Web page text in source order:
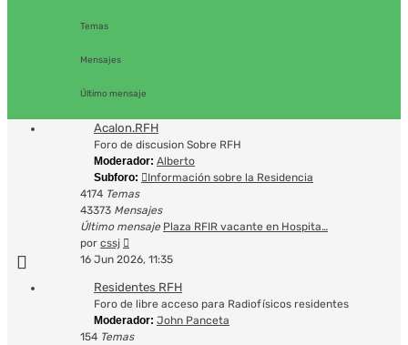
Temas
Mensajes
Último mensaje
Acalon.RFH
Foro de discusion Sobre RFH
Moderador: Alberto
Subforo:
Información sobre la Residencia
4174 Temas
43373 Mensajes
Último mensaje Plaza RFIR vacante en Hospita…
por cssj
último
16 Jun 2026, 11:35
Residentes RFH
Foro de libre acceso para Radiofísicos residentes
Moderador: John Panceta
154 Temas